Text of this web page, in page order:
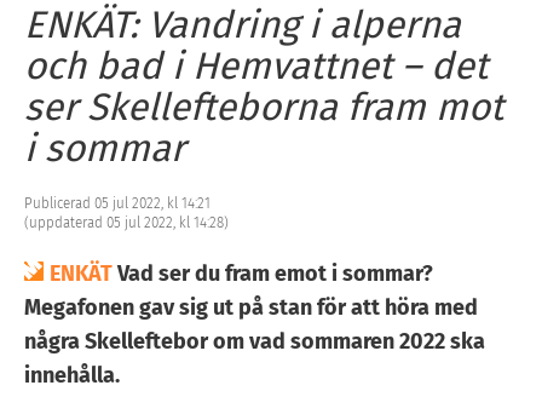
ENKÄT: Vandring i alperna
och bad i Hemvattnet – det
ser Skellefteborna fram mot
i sommar
Publicerad 05 jul 2022, kl 14:21
(uppdaterad 05 jul 2022, kl 14:28)
ENKÄTVad ser du fram emot i sommar?
Megafonen gav sig ut på stan för att höra med
några Skelleftebor om vad sommaren 2022 ska
innehålla.